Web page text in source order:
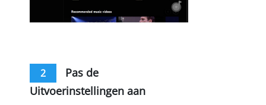
2
Pas de
Uitvoerinstellingen aan